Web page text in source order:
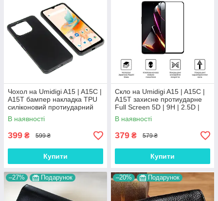
Чохол на Umidigi A15 | A15C |
A15T бампер накладка TPU
силіконовий протиударний
оригінальний "W-SHEILD"
В наявності
399 ₴ 599 ₴
Купити
Скло на Umidigi A15 | A15C |
A15T захисне протиударне
Full Screen 5D | 9H | 2.5D |
Nano - покриття "HYPER"
В наявності
379 ₴ 579 ₴
Купити
–27% Подарунок –20% Подарунок